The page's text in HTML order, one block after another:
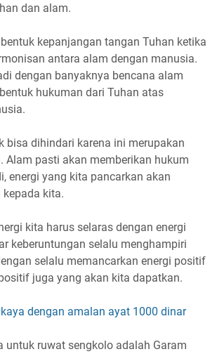
dan alam.
kepanjangan tangan Tuhan ketika
antara alam dengan manusia.
dengan banyaknya bencana alam
hukuman dari Tuhan atas
bisa dihindari karena ini merupakan
Alam pasti akan memberikan hukum
energi yang kita pancarkan akan
kita.
kita harus selaras dengan energi
keberuntungan selalu menghampiri
selalu memancarkan energi positif
juga yang akan kita dapatkan.
dengan amalan ayat 1000 dinar
untuk ruwat sengkolo adalah Garam